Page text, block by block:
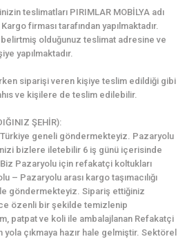
teslimatları PIRIMLAR MOBİLYA adı
firması tarafından yapılmaktadır.
belirtmiş olduğunuz teslimat adresine ve
yapılmaktadır.
siparişi veren kişiye teslim edildiği gibi
ve kişilere de teslim edilebilir.
ŞEHİR):
Türkiye geneli göndermekteyiz. Pazaryolu
bizlere iletebilir 6 iş günü içerisinde
Pazaryolu için refakatçi koltukları
– Pazaryolu arası kargo taşımacılığı
göndermekteyiz. Sipariş ettiğiniz
özenli bir şekilde temizlenip
patpat ve koli ile ambalajlanan Refakatçi
yola çıkmaya hazır hale gelmiştir. Sektörel